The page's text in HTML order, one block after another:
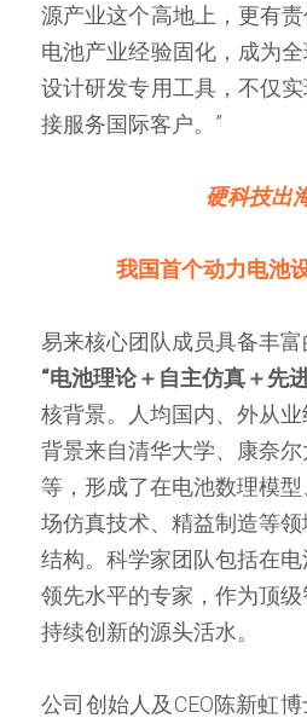
源产业这个高地上，更有
电池产业经验固化，成为
设计研发专用工具，不仅
接服务国际客户。”
硬科技出
我国首个动力电池
易来核心团队成员具备丰
“电池理论＋自主仿真＋先
核背景。人均国内、外从
背景来自清华大学、康奈
等，形成了在电池数理模
场仿真技术、精益制造等
结构。科学家团队包括在
领先水平的专家，作为顶
持续创新的源头活水。
公司创始人及CEO陈新虹